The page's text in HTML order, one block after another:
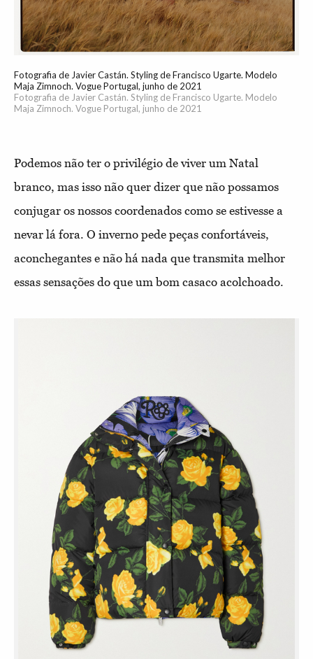
Fotografia de Javier Castán. Styling de Francisco Ugarte. Modelo
Maja Zimnoch. Vogue Portugal, junho de 2021
Fotografia de Javier Castán. Styling de Francisco Ugarte. Modelo
Maja Zimnoch. Vogue Portugal, junho de 2021
Podemos não ter o privilégio de viver um Natal
branco, mas isso não quer dizer que não possamos
conjugar os nossos coordenados como se estivesse a
nevar lá fora. O inverno pede peças confortáveis,
aconchegantes e não há nada que transmita melhor
essas sensações do que um bom casaco acolchoado.